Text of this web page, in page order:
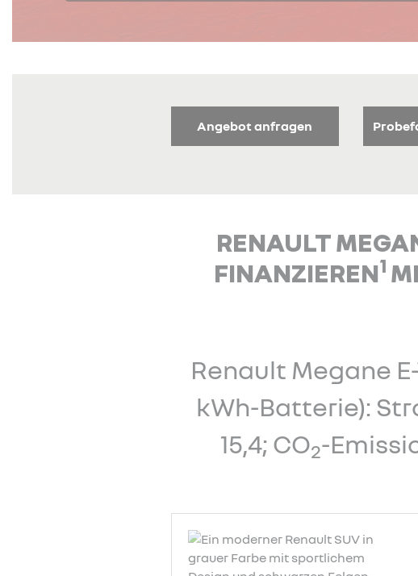
Angebot anfragen
RENAULT
FINANZIEREN1
Renault Megane
kWh-Batterie):
15,4; CO2-